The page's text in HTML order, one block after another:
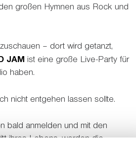
großen Hymnen aus Rock und
– dort wird getanzt,
JAM ist eine große Live-Party für
haben.
nicht entgehen lassen sollte.
bald anmelden und mit den
ihres Lebens, werden die